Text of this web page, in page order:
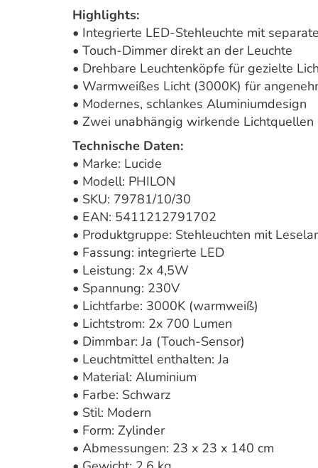
Highlights:
• Integrierte LED-Stehleuchte mit
• Touch-Dimmer direkt an der Leuchte
• Drehbare Leuchtenköpfe für gezielte
• Warmweißes Licht (3000K) für
• Modernes, schlankes Aluminiumdesign
• Zwei unabhängig wirkende Lichtquellen
Technische Daten:
• Marke: Lucide
• Modell: PHILON
• SKU: 79781/10/30
• EAN: 5411212791702
• Produktgruppe: Stehleuchten mit
• Fassung: integrierte LED
• Leistung: 2x 4,5W
• Spannung: 230V
• Lichtfarbe: 3000K (warmweiß)
• Lichtstrom: 2x 700 Lumen
• Dimmbar: Ja (Touch-Sensor)
• Leuchtmittel enthalten: Ja
• Material: Aluminium
• Farbe: Schwarz
• Stil: Modern
• Form: Zylinder
• Abmessungen: 23 x 23 x 140 cm